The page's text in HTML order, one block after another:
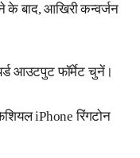
के बाद, आखिरी कन्वर्जन
आउटपुट फॉर्मेट चुनें।
iPhone रिंगटोन